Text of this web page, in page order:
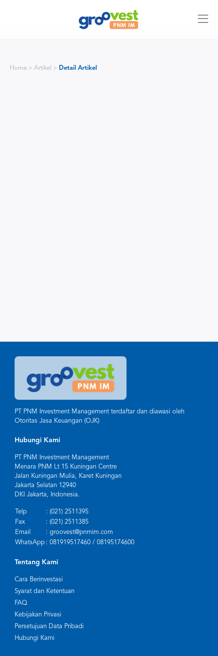
Home > Artikel > Detail Artikel
PT PNM Investment Management terdaftar dan diawasi oleh
Otoritas Jasa Keuangan (OJK)
Hubungi Kami
PT PNM Investment Management
Menara PNM Lt 15 Kuningan Centre
Jalan Kuningan Mulia, Karet Kuningan
Jakarta Selatan 12940
DKI Jakarta, Indonesia.
Telp
: (021) 2511395
Fax
: (021) 2511385
Email
: groovest@pnmim.com
WhatsApp : 081919517460 / 08195174600
Tentang Kami
Cara Berinvestasi
Syarat dan Ketentuan
FAQ
Kebijakan Privasi
Persetujuan Data Pribadi
Hubungi Kami